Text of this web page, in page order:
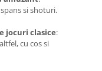
si shoturi.
jocuri clasice:
cu cos si